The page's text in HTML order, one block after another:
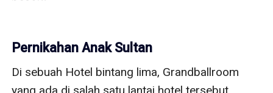
Pernikahan Anak Sultan
Di sebuah Hotel bintang lima, Grandballroom
yang ada di salah satu lantai hotel tersebut